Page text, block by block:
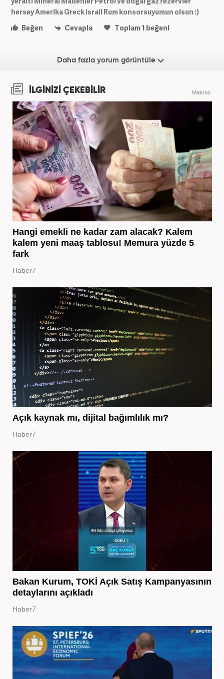
hersey Amerika Greck israil Rum konsorsuyumun olsun :)
Beğen
Cevapla Toplam1 beğeni
Daha fazla yorum görüntüle
İLGİNİZİ ÇEKEBİLİR Makroo
Hangi emekli ne kadar zam alacak? Kalem
kalem yeni maaş tablosu! Memura yüzde 5
fark
Haber7
Açık kaynak mı, dijital bağımlılık mı?
Haber7
Bakan Kurum, TOKİ Açık Satış Kampanyasının
detaylarını açıkladı
Haber7